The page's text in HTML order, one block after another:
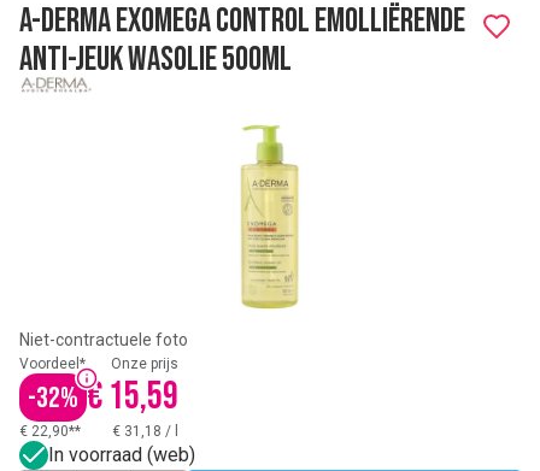
A-Derma Exomega Control Emolliërende
Anti-Jeuk Wasolie 500Ml
Niet-contractuele foto
Voordeel*
-32%
Onze prijs
€ 15,59
€ 22,90** € 31,18 /
In voorraad (web)